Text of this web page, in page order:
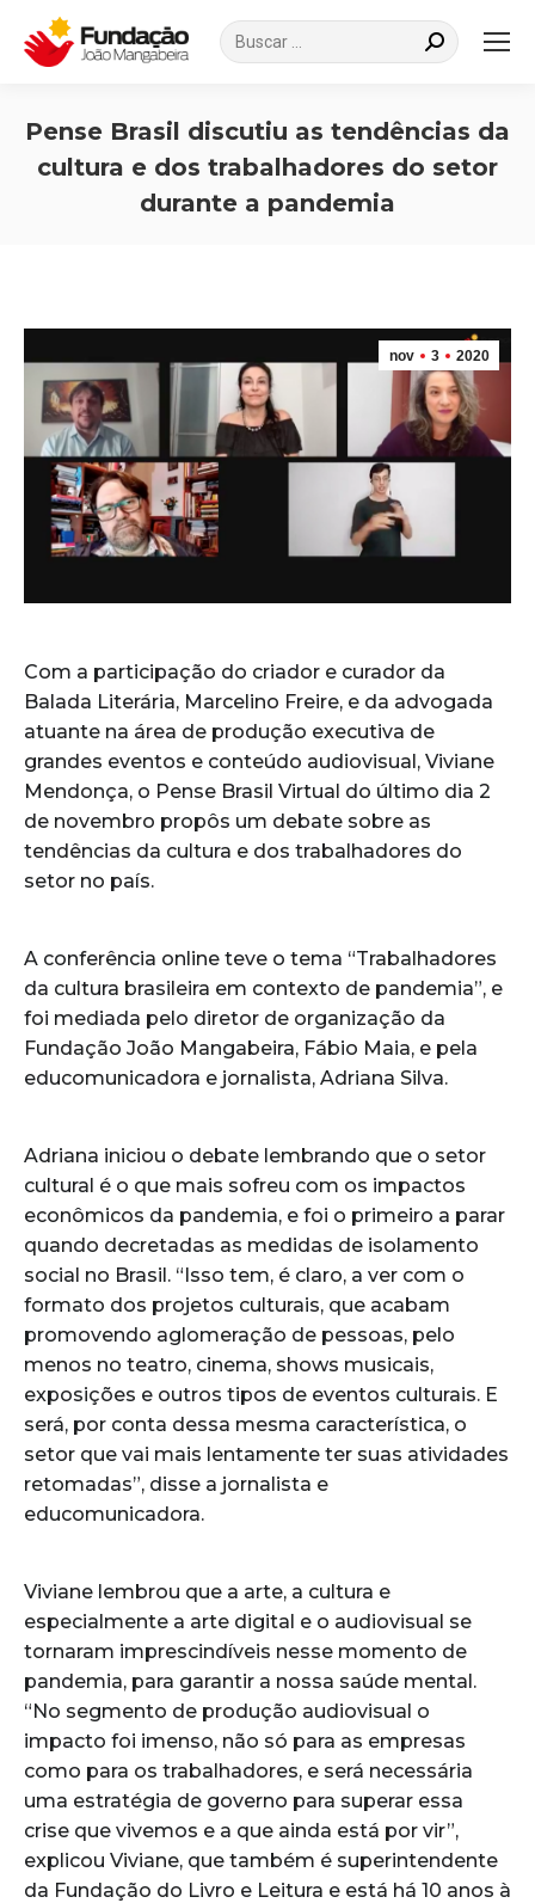
Search:
Pense Brasil discutiu as tendências da
cultura e dos trabalhadores do setor
durante a pandemia
nov 3 2020
Com a participação do criador e curador da
Balada Literária, Marcelino Freire, e da advogada
atuante na área de produção executiva de
grandes eventos e conteúdo audiovisual, Viviane
Mendonça, o Pense Brasil Virtual do último dia 2
de novembro propôs um debate sobre as
tendências da cultura e dos trabalhadores do
setor no país.
A conferência online teve o tema “Trabalhadores
da cultura brasileira em contexto de pandemia”, e
foi mediada pelo diretor de organização da
Fundação João Mangabeira, Fábio Maia, e pela
educomunicadora e jornalista, Adriana Silva.
Adriana iniciou o debate lembrando que o setor
cultural é o que mais sofreu com os impactos
econômicos da pandemia, e foi o primeiro a parar
quando decretadas as medidas de isolamento
social no Brasil. “Isso tem, é claro, a ver com o
formato dos projetos culturais, que acabam
promovendo aglomeração de pessoas, pelo
menos no teatro, cinema, shows musicais,
exposições e outros tipos de eventos culturais. E
será, por conta dessa mesma característica, o
setor que vai mais lentamente ter suas atividades
retomadas”, disse a jornalista e
educomunicadora.
Viviane lembrou que a arte, a cultura e
especialmente a arte digital e o audiovisual se
tornaram imprescindíveis nesse momento de
pandemia, para garantir a nossa saúde mental.
“No segmento de produção audiovisual o
impacto foi imenso, não só para as empresas
como para os trabalhadores, e será necessária
uma estratégia de governo para superar essa
crise que vivemos e a que ainda está por vir”,
explicou Viviane, que também é superintendente
da Fundação do Livro e Leitura e está há 10 anos à